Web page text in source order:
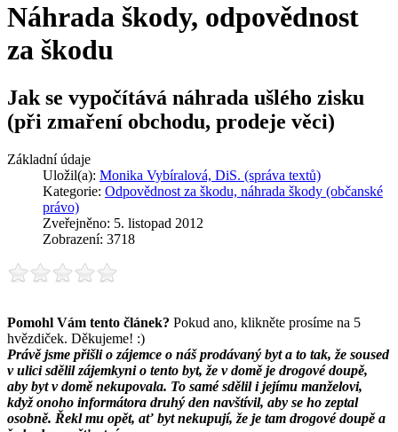
Náhrada škody, odpovědnost
za škodu
Jak se vypočítává náhrada ušlého zisku
(při zmaření obchodu, prodeje věci)
Základní údaje
Uložil(a): Monika Vybíralová, DiS. (správa textů)
Kategorie: Odpovědnost za škodu, náhrada škody (občanské
právo)
Zveřejněno: 5. listopad 2012
Zobrazení: 3718
Pomohl Vám tento článek? Pokud ano, klikněte prosíme na 5
hvězdiček. Děkujeme! :)
Právě jsme přišli o zájemce o náš prodávaný byt a to tak, že soused
v ulici sdělil zájemkyni o tento byt, že v domě je drogové doupě,
aby byt v domě nekupovala. To samé sdělil i jejímu manželovi,
když onoho informátora druhý den navštívil, aby se ho zeptal
osobně. Řekl mu opět, ať byt nekupují, že je tam drogové doupě a